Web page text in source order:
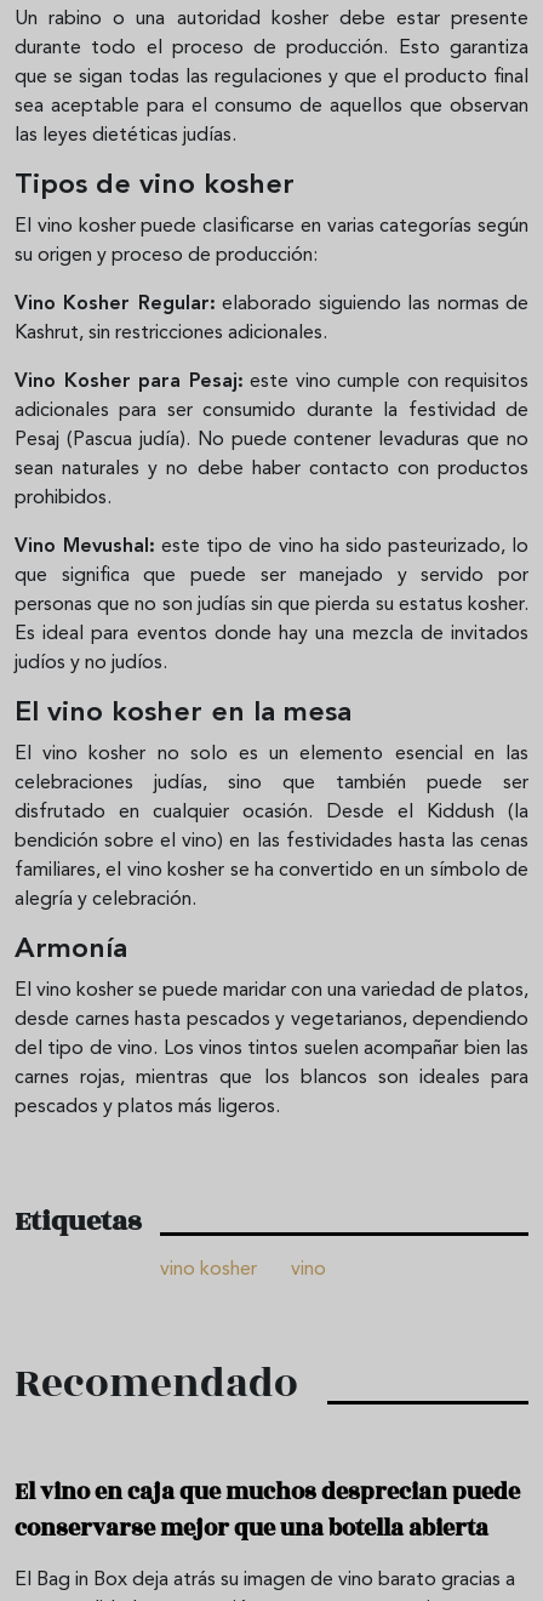
Un rabino o una autoridad kosher debe estar presente
durante todo el proceso de producción. Esto garantiza
que se sigan todas las regulaciones y que el producto final
sea aceptable para el consumo de aquellos que observan
las leyes dietéticas judías.
Tipos de vino kosher
El vino kosher puede clasificarse en varias categorías según
su origen y proceso de producción:
Vino Kosher Regular: elaborado siguiendo las normas de
Kashrut, sin restricciones adicionales.
Vino Kosher para Pesaj: este vino cumple con requisitos
adicionales para ser consumido durante la festividad de
Pesaj (Pascua judía). No puede contener levaduras que no
sean naturales y no debe haber contacto con productos
prohibidos.
Vino Mevushal: este tipo de vino ha sido pasteurizado, lo
que significa que puede ser manejado y servido por
personas que no son judías sin que pierda su estatus kosher.
Es ideal para eventos donde hay una mezcla de invitados
judíos y no judíos.
El vino kosher en la mesa
El vino kosher no solo es un elemento esencial en las
celebraciones judías, sino que también puede ser
disfrutado en cualquier ocasión. Desde el Kiddush (la
bendición sobre el vino) en las festividades hasta las cenas
familiares, el vino kosher se ha convertido en un símbolo de
alegría y celebración.
Armonía
El vino kosher se puede maridar con una variedad de platos,
desde carnes hasta pescados y vegetarianos, dependiendo
del tipo de vino. Los vinos tintos suelen acompañar bien las
carnes rojas, mientras que los blancos son ideales para
pescados y platos más ligeros.
Etiquetas
vino kosher vino
Recomendado
El vino en caja que muchos desprecian puede
conservarse mejor que una botella abierta
El Bag in Box deja atrás su imagen de vino barato gracias a